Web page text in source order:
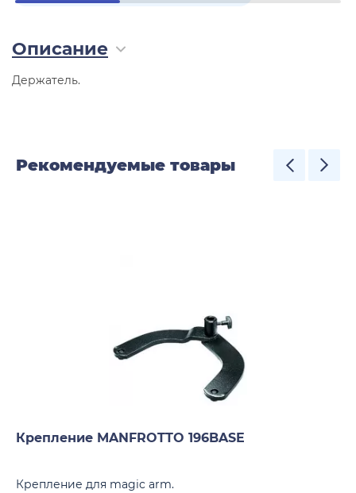
Описание
Держатель.
Рекомендуемые товары
Крепление MANFROTTO 196BASE
Крепление для magic arm.